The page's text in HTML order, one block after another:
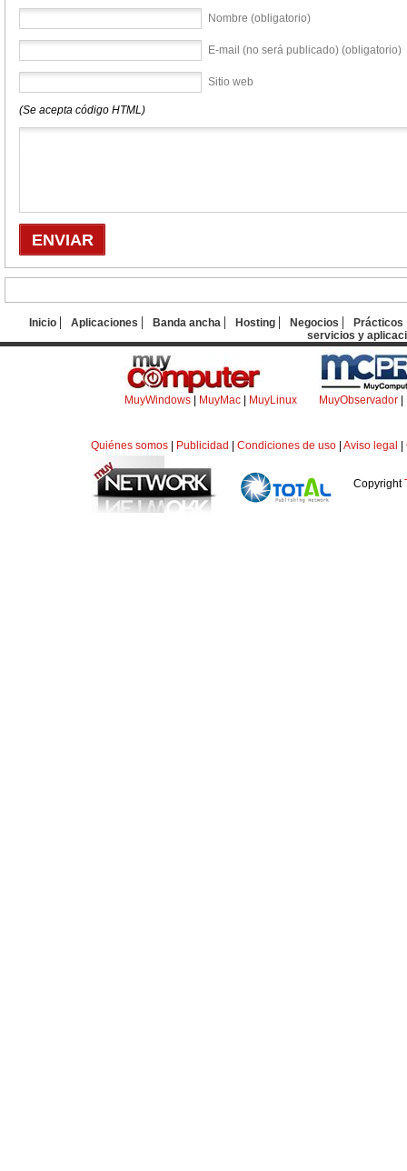
Nombre (obligatorio)
E-mail (no será publicado) (obligatorio)
Sitio web
(Se acepta código HTML)
Inicio Aplicaciones Banda ancha Hosting Negocios
Prácticos
servicios y
MuyWindows MuyMac MuyLinux MuyObservador
Quiénes somos Publicidad Condiciones de uso Aviso legal
Copyright